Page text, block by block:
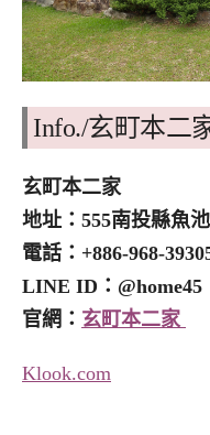
Info./玄町本二
玄町本二家
地址：555南投縣魚
電話：+886-968-
LINE ID：@home45
官網： 玄町本二家
Klook.com